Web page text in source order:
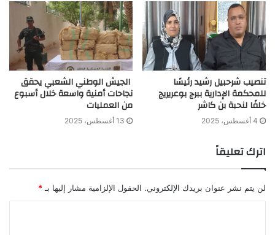
تنصيب شرحبيل رشيد رئيسًا
للمحكمة الإدارية ببرج بوعريريج
خلفًا لنحبة بن كاشر
4 أغسطس، 2025
الجيش الوطني الشعبي يحقق
نجاحات أمنية واسعة خلال أسبوع
من العمليات
13 أغسطس، 2025
اترك تعليقاً
لن يتم نشر عنوان بريدك الإلكتروني. الحقول الإلزامية مشار إليها بـ *